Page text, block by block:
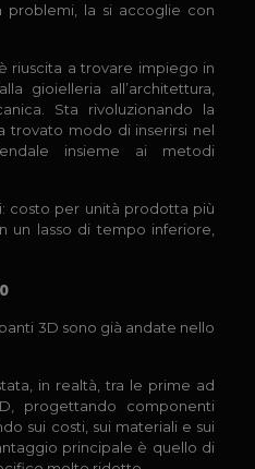
problemi, la si accoglie con
riuscita a trovare impiego in
gioielleria all’architettura,
Sta rivoluzionando la
trovato modo di inserirsi nel
insieme ai metodi
costo per unità prodotta più
un lasso di tempo inferiore,
3D sono già andate nello
in realtà, tra le prime ad
progettando componenti
sui costi, sui materiali e sui
principale è quello di